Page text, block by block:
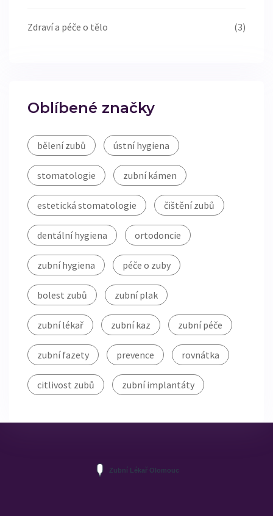
Zdraví a péče o tělo (3)
Oblíbené značky
bělení zubů ústní hygiena
stomatologie zubní kámen
estetická stomatologie čištění zubů
dentální hygiena ortodoncie
zubní hygiena péče o zuby
bolest zubů zubní plak
zubní lékař zubní kaz zubní péče
zubní fazety prevence rovnátka
citlivost zubů zubní implantáty